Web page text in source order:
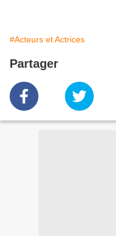
#Acteurs et Actrices
Partager